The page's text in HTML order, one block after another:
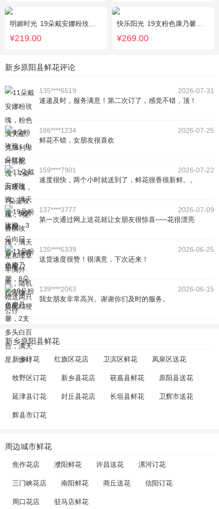
明媚时光 19朵戴安娜粉玫瑰，尤加利丰满间插，粉色满天星点缀
¥219.00
快乐阳光 19支粉色康乃馨，3支多头白百合，绿叶、黄莺点缀。
¥269.00
新乡原阳县鲜花评论
135****6519
2026-07-31
速递及时，服务满意！第二次订了，感觉不错，顶！
186****1234
2026-07-25
鲜花不错，女朋友很喜欢
159****7901
2026-07-22
速度很快，两个小时就送到了，鲜花很香很新鲜。。
137****3777
2026-07-09
第一次通过网上送花就让女朋友很惊喜~~~花很漂亮
135****6339
2026-06-25
送货速度很赞！很满意，下次还来！
139****2063
2026-06-15
我女朋友非常高兴。谢谢你们及时的服务。
新乡原阳县鲜花
新乡订花 红旗区花店 卫滨区鲜花 凤泉区送花
牧野区订花 新乡县花店 获嘉县鲜花 原阳县送花
延津县订花 封丘县花店 长垣县鲜花 卫辉市送花
辉县市订花
周边城市鲜花
焦作花店 濮阳鲜花 许昌送花 漯河订花
三门峡花店 南阳鲜花 商丘送花 信阳订花
周口花店 驻马店鲜花